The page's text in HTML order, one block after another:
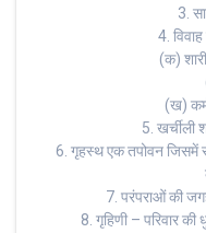
3.
4.
(क)
(ख)
5. खर्चीली
6. गृहस्थ एक तपोवन जिसमें
7. परंपराओं की
8. गृहिणी – परिवार